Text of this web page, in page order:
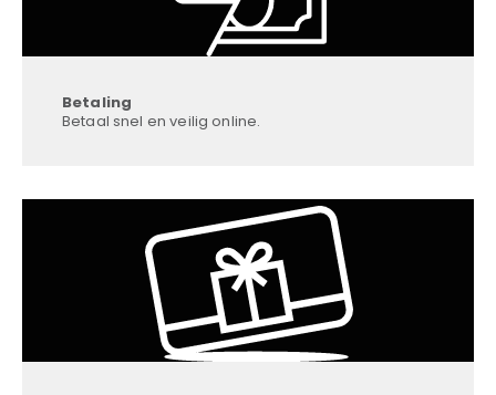
Betaling
Betaal snel en veilig online.